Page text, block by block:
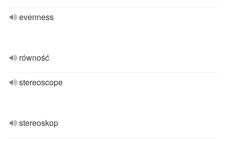
evenness
równość
stereoscope
stereoskop